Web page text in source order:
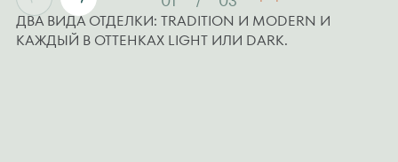
ДВА ВИДА ОТДЕЛКИ: TRADITION И MODERN И
КАЖДЫЙ В ОТТЕНКАХ LIGHT ИЛИ DARK.